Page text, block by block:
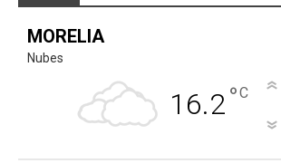
MORELIA
Nubes
16.2°C